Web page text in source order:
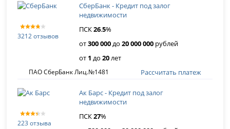
3212 отзывов
СберБанк - Кредит под залог
недвижимости
ПСК26.5%
от300 000до20 000 000 рублей
от 1 до20лет
ПАО СберБанк Лиц.№1481 Рассчитать платеж
223 отзыва
Ак Барс - Кредит под залог
недвижимости
ПСК27%